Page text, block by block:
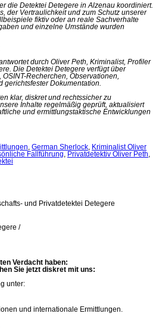
die Detektei Detegere in Alzenau koordiniert.
der Vertraulichkeit und zum Schutz unserer
fiktiv oder an reale Sachverhalte
und einzelne Umstände wurden
durch Oliver Peth, Kriminalist, Profiler
Die Detektei Detegere verfügt über
Recherchen, Observationen,
Dokumentation.
klar, diskret und rechtssicher zu
Inhalte regelmäßig geprüft, aktualisiert
und ermittlungstaktische Entwicklungen
German Sherlock
Kriminalist Oliver
Fallführung Privatdetektiv Oliver Peth
/
Verdacht haben:
Sie jetzt diskret mit uns:
unter:
und internationale Ermittlungen.